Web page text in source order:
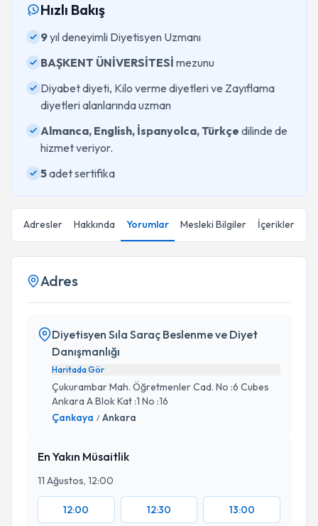
Hızlı Bakış
9yıl deneyimli Diyetisyen Uzmanı
BAŞKENT ÜNİVERSİTESİ mezunu
Diyabet diyeti, Kilo verme diyetleri ve Zayıflama
diyetleri alanlarında uzman
Almanca, English, İspanyolca, Türkçe dilinde de
hizmet veriyor.
5adet sertifika
Adresler Hakkında Yorumlar Mesleki Bilgiler İçerikler
Adres
Diyetisyen Sıla Saraç Beslenme ve Diyet
Danışmanlığı
Haritada Gör
Çukurambar Mah. Öğretmenler Cad. No :6 Cubes
Ankara A Blok Kat :1 No :16
Çankaya / Ankara
En Yakın Müsaitlik
11 Ağustos, 12:00
12:00 12:30 13:00